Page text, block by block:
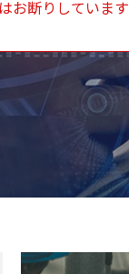
お断りしています